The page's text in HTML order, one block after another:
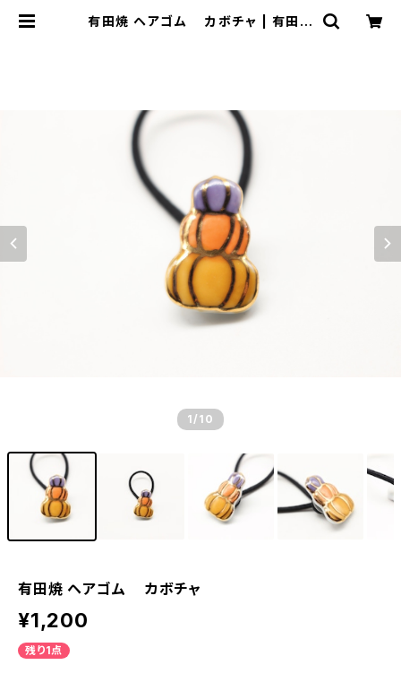
有田焼 ヘアゴム カボチャ | 有田焼
1 /10
有田焼 ヘアゴム カボチャ
¥1,200
残り1点